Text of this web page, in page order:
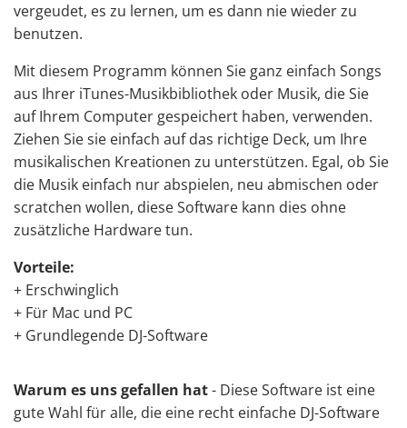
vergeudet, es zu lernen, um es dann nie wieder zu
benutzen.
Mit diesem Programm können Sie ganz einfach Songs
aus Ihrer iTunes-Musikbibliothek oder Musik, die Sie
auf Ihrem Computer gespeichert haben, verwenden.
Ziehen Sie sie einfach auf das richtige Deck, um Ihre
musikalischen Kreationen zu unterstützen. Egal, ob Sie
die Musik einfach nur abspielen, neu abmischen oder
scratchen wollen, diese Software kann dies ohne
zusätzliche Hardware tun.
Vorteile:
+ Erschwinglich
+ Für Mac und PC
+ Grundlegende DJ-Software
Warum es uns gefallen hat- Diese Software ist eine
gute Wahl für alle, die eine recht einfache DJ-Software